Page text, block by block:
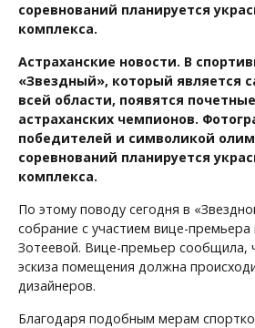
соревнований планируется
комплекса.
Астраханские новости. В
«Звездный», который является
всей области, появятся
астраханских чемпионов.
победителей и символикой
соревнований планируется
комплекса.
По этому поводу сегодня в
собрание с участием вице-премьера
Зотеевой. Вице-премьер сообщила,
эскиза помещения должна
дизайнеров.
Благодаря подобным мерам